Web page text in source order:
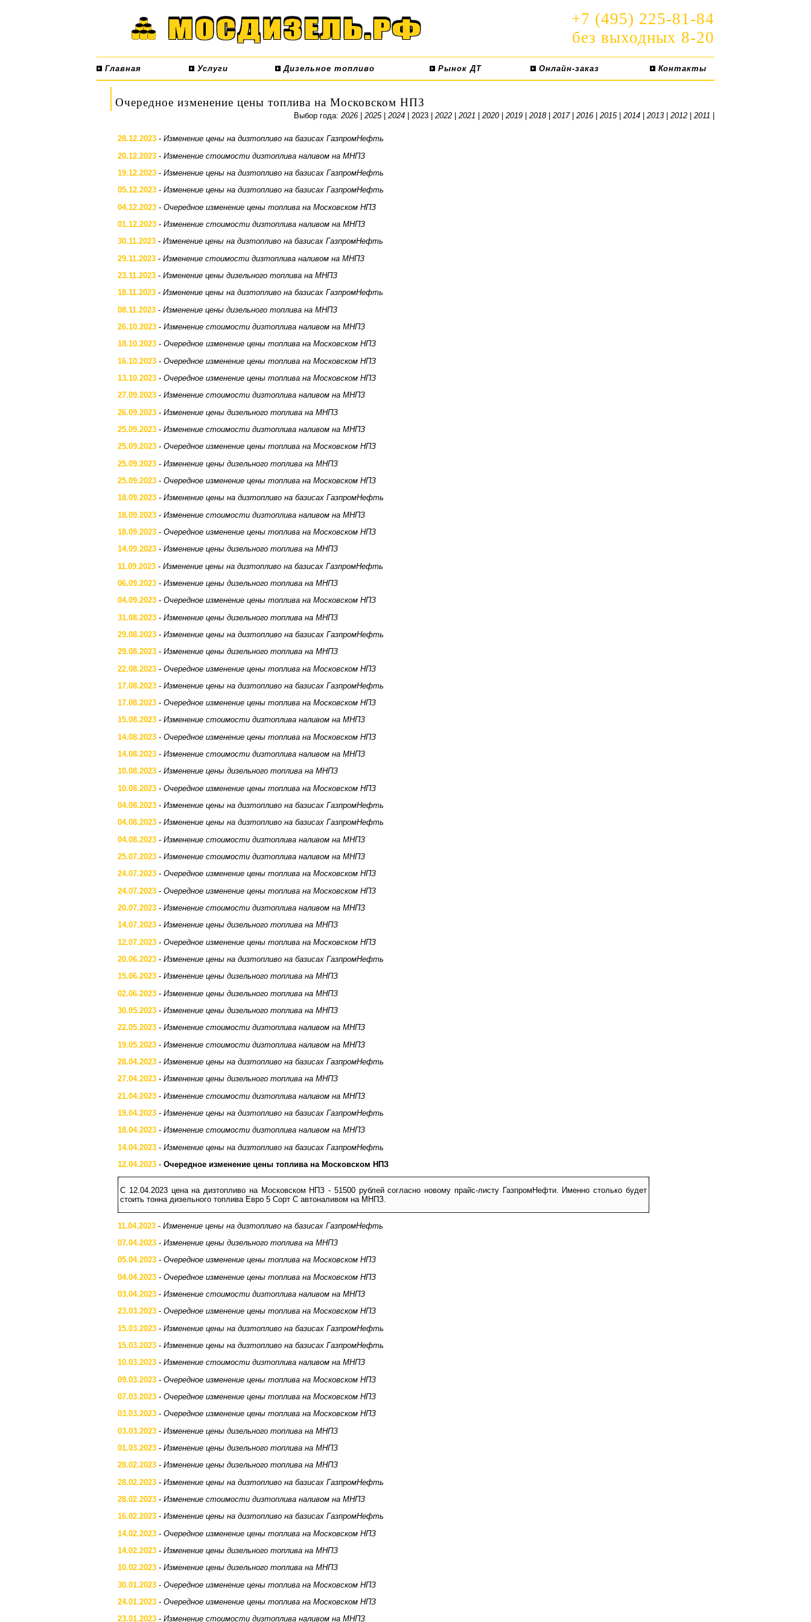
+7 (495) 225-81-84
без выходных 8-20
Главная Услуги Дизельное топливо Рынок ДТ Онлайн-заказ Контакты
Очередное изменение цены топлива на Московском НПЗ
Выбор года: 2026 2025| 2024 | 2023 | 2022 2021 2020| 2019 2018| 2017| 2016 2015| 2014 2013 2012 2011
28.12.2023 - Изменение цены на дизтопливо на базисах ГазпромНефть
20.12.2023 - Изменение стоимости дизтоплива наливом на МНПЗ
19.12.2023 - Изменение цены на дизтопливо на базисах ГазпромНефть
05.12.2023 - Изменение цены на дизтопливо на базисах ГазпромНефть
04.12.2023 - Очередное изменение цены топлива на Московском НПЗ
01.12.2023 - Изменение стоимости дизтоплива наливом на МНПЗ
30.11.2023 - Изменение цены на дизтопливо на базисах ГазпромНефть
29.11.2023 - Изменение стоимости дизтоплива наливом на МНПЗ
23.11.2023 - Изменение цены дизельного топлива на МНПЗ
18.11.2023 - Изменение цены на дизтопливо на базисах ГазпромНефть
08.11.2023 - Изменение цены дизельного топлива на МНПЗ
26.10.2023 - Изменение стоимости дизтоплива наливом на МНПЗ
18.10.2023 - Очередное изменение цены топлива на Московском НПЗ
16.10.2023 - Очередное изменение цены топлива на Московском НПЗ
13.10.2023 - Очередное изменение цены топлива на Московском НПЗ
27.09.2023 - Изменение стоимости дизтоплива наливом на МНПЗ
26.09.2023 - Изменение цены дизельного топлива на МНПЗ
25.09.2023 - Изменение стоимости дизтоплива наливом на МНПЗ
25.09.2023 - Очередное изменение цены топлива на Московском НПЗ
25.09.2023 - Изменение цены дизельного топлива на МНПЗ
25.09.2023 - Очередное изменение цены топлива на Московском НПЗ
18.09.2023 - Изменение цены на дизтопливо на базисах ГазпромНефть
18.09.2023 - Изменение стоимости дизтоплива наливом на МНПЗ
18.09.2023 - Очередное изменение цены топлива на Московском НПЗ
14.09.2023 - Изменение цены дизельного топлива на МНПЗ
11.09.2023 - Изменение цены на дизтопливо на базисах ГазпромНефть
06.09.2023 - Изменение цены дизельного топлива на МНПЗ
04.09.2023 - Очередное изменение цены топлива на Московском НПЗ
31.08.2023 - Изменение цены дизельного топлива на МНПЗ
29.08.2023 - Изменение цены на дизтопливо на базисах ГазпромНефть
29.08.2023 - Изменение цены дизельного топлива на МНПЗ
22.08.2023 - Очередное изменение цены топлива на Московском НПЗ
17.08.2023 - Изменение цены на дизтопливо на базисах ГазпромНефть
17.08.2023 - Очередное изменение цены топлива на Московском НПЗ
15.08.2023 - Изменение стоимости дизтоплива наливом на МНПЗ
14.08.2023 - Очередное изменение цены топлива на Московском НПЗ
14.08.2023 - Изменение стоимости дизтоплива наливом на МНПЗ
10.08.2023 - Изменение цены дизельного топлива на МНПЗ
10.08.2023 - Очередное изменение цены топлива на Московском НПЗ
04.08.2023 - Изменение цены на дизтопливо на базисах ГазпромНефть
04.08.2023 - Изменение цены на дизтопливо на базисах ГазпромНефть
04.08.2023 - Изменение стоимости дизтоплива наливом на МНПЗ
25.07.2023 - Изменение стоимости дизтоплива наливом на МНПЗ
24.07.2023 - Очередное изменение цены топлива на Московском НПЗ
24.07.2023 - Очередное изменение цены топлива на Московском НПЗ
20.07.2023 - Изменение стоимости дизтоплива наливом на МНПЗ
14.07.2023 - Изменение цены дизельного топлива на МНПЗ
12.07.2023 - Очередное изменение цены топлива на Московском НПЗ
20.06.2023 - Изменение цены на дизтопливо на базисах ГазпромНефть
15.06.2023 - Изменение цены дизельного топлива на МНПЗ
02.06.2023 - Изменение цены дизельного топлива на МНПЗ
30.05.2023 - Изменение цены дизельного топлива на МНПЗ
22.05.2023 - Изменение стоимости дизтоплива наливом на МНПЗ
19.05.2023 - Изменение стоимости дизтоплива наливом на МНПЗ
28.04.2023 - Изменение цены на дизтопливо на базисах ГазпромНефть
27.04.2023 - Изменение цены дизельного топлива на МНПЗ
21.04.2023 - Изменение стоимости дизтоплива наливом на МНПЗ
19.04.2023 - Изменение цены на дизтопливо на базисах ГазпромНефть
18.04.2023 - Изменение стоимости дизтоплива наливом на МНПЗ
14.04.2023 - Изменение цены на дизтопливо на базисах ГазпромНефть
12.04.2023 - Очередное изменение цены топлива на Московском НПЗ
С 12.04.2023 цена на дизтопливо на Московском НПЗ - 51500 рублей согласно новому прайс-листу ГазпромНефти. Именно столько будет
стоить тонна дизельного топлива Евро 5 Сорт C автоналивом на МНПЗ.
11.04.2023 - Изменение цены на дизтопливо на базисах ГазпромНефть
07.04.2023 - Изменение цены дизельного топлива на МНПЗ
05.04.2023 - Очередное изменение цены топлива на Московском НПЗ
04.04.2023 - Очередное изменение цены топлива на Московском НПЗ
03.04.2023 - Изменение стоимости дизтоплива наливом на МНПЗ
23.03.2023 - Очередное изменение цены топлива на Московском НПЗ
15.03.2023 - Изменение цены на дизтопливо на базисах ГазпромНефть
15.03.2023 - Изменение цены на дизтопливо на базисах ГазпромНефть
10.03.2023 - Изменение стоимости дизтоплива наливом на МНПЗ
09.03.2023 - Очередное изменение цены топлива на Московском НПЗ
07.03.2023 - Очередное изменение цены топлива на Московском НПЗ
03.03.2023 - Очередное изменение цены топлива на Московском НПЗ
03.03.2023 - Изменение цены дизельного топлива на МНПЗ
01.03.2023 - Изменение цены дизельного топлива на МНПЗ
28.02.2023 - Изменение цены дизельного топлива на МНПЗ
28.02.2023 - Изменение цены на дизтопливо на базисах ГазпромНефть
28.02.2023 - Изменение стоимости дизтоплива наливом на МНПЗ
16.02.2023 - Изменение цены на дизтопливо на базисах ГазпромНефть
14.02.2023 - Очередное изменение цены топлива на Московском НПЗ
14.02.2023 - Изменение цены дизельного топлива на МНПЗ
10.02.2023 - Изменение цены дизельного топлива на МНПЗ
30.01.2023 - Очередное изменение цены топлива на Московском НПЗ
24.01.2023 - Очередное изменение цены топлива на Московском НПЗ
23.01.2023 - Изменение стоимости дизтоплива наливом на МНПЗ